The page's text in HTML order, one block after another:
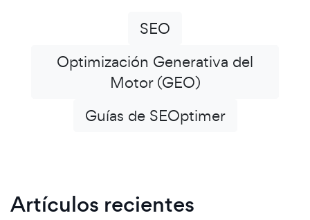
SEO
Optimización Generativa del
Motor (GEO)
Guías de SEOptimer
Artículos recientes